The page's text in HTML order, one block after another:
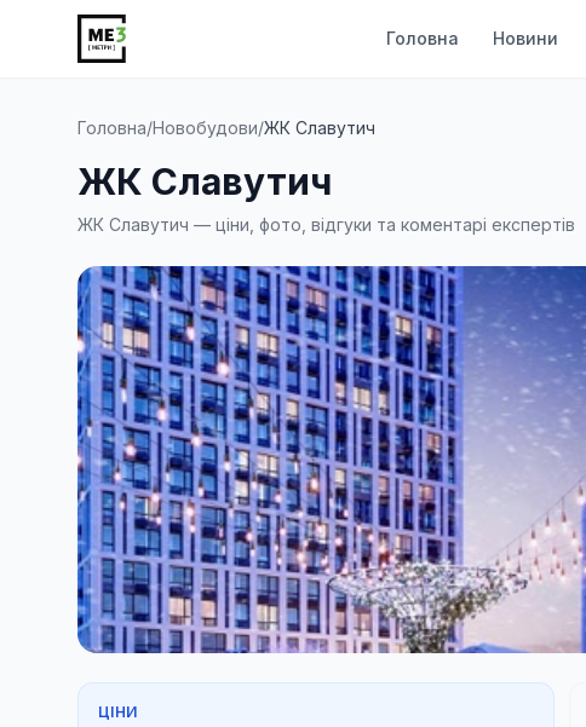
Головна Новини
Головна/Новобудови/ЖК Славутич
ЖК Славутич
ЖК Славутич — ціни, фото, відгуки та коментарі експертів
ЦІНИ